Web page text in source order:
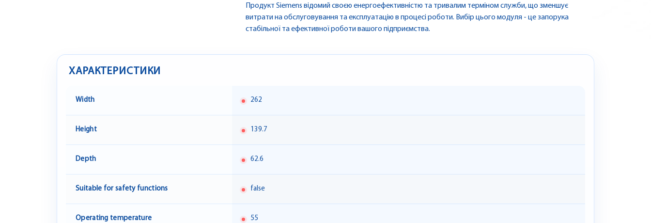
Продукт Siemens відомий своєю енергоефективністю та тривалим терміном служби, що зменшує
витрати на обслуговування та експлуатацію в процесі роботи. Вибір цього модуля - це запорука
стабільної та ефективної роботи вашого підприємства.
ХАРАКТЕРИСТИКИ
Width 262
Height 139.7
Depth 62.6
Suitable for safety functions false
Operating temperature 55